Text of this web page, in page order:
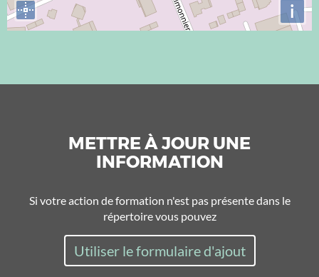
i
METTRE À JOUR UNE
INFORMATION
Si votre action de formation n'est pas présente dans le
répertoire vous pouvez
Utiliser le formulaire d'ajout